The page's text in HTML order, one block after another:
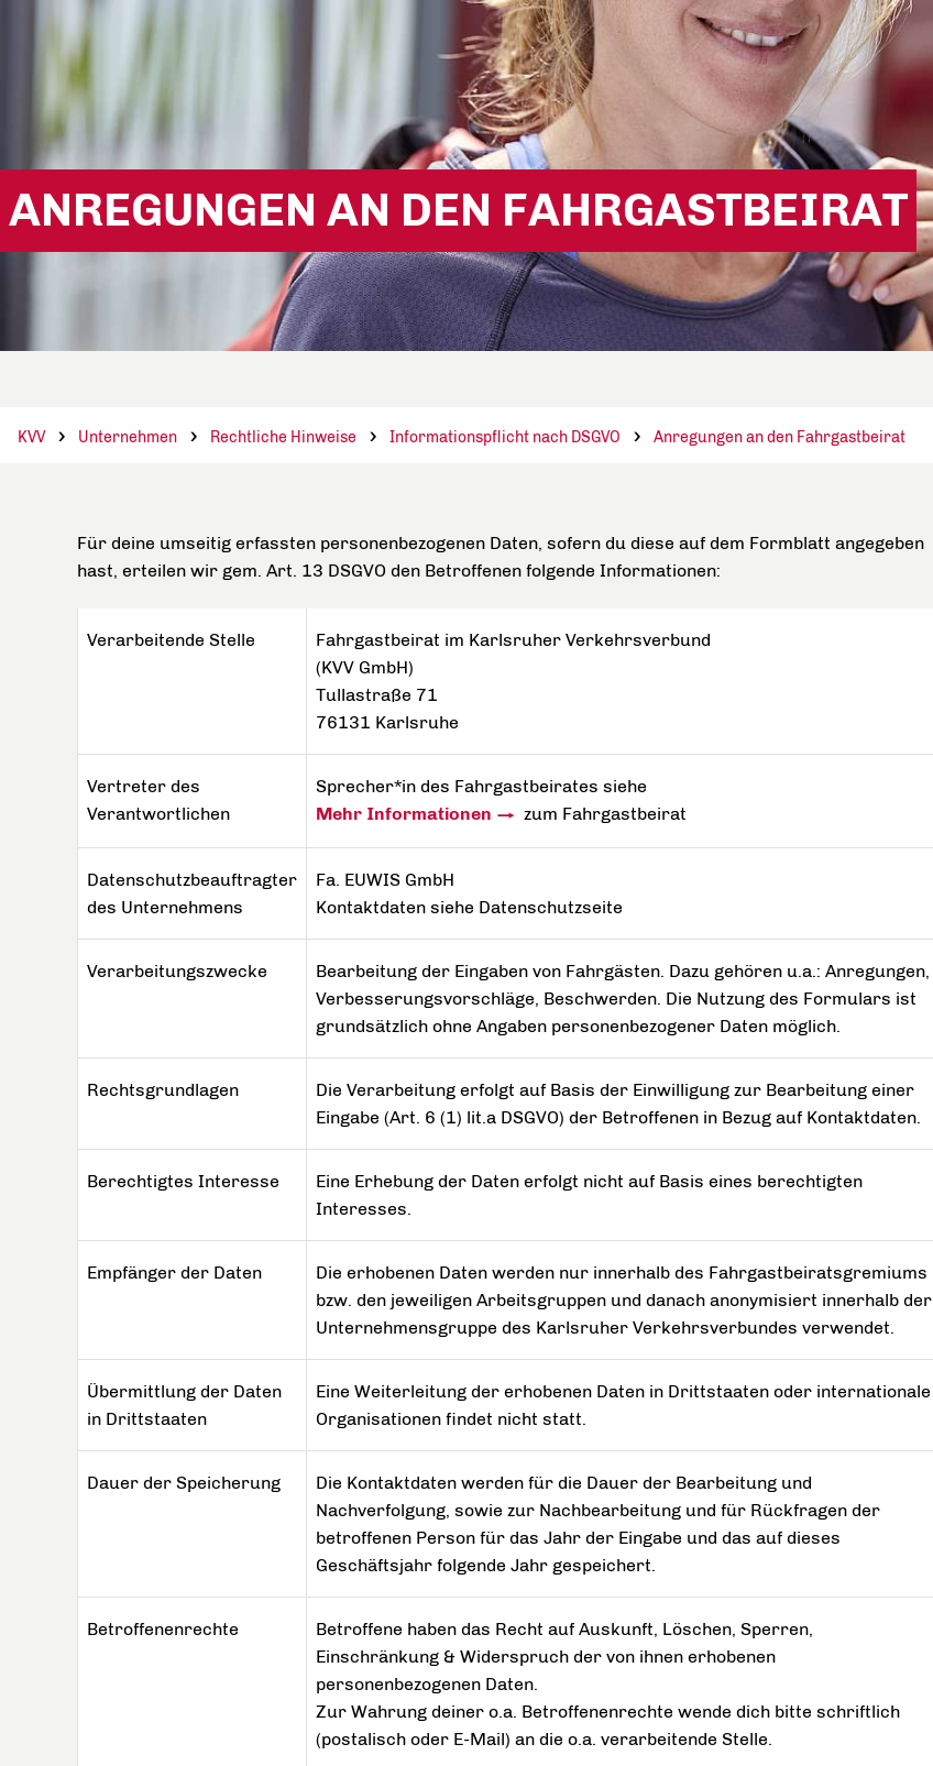
ANREGUNGEN AN DEN FAHRGASTBEIRAT
KVV Unternehmen Rechtliche Hinweise Informationspflicht nach DSGVO Anregungen an den Fahrgastbeirat
Für deine umseitig erfassten personenbezogenen Daten, sofern du diese auf dem Formblatt angegeben
hast, erteilen wir gem. Art. 13 DSGVO den Betroffenen folgende Informationen:
Verarbeitende Stelle
Fahrgastbeirat im Karlsruher Verkehrsverbund
(KVV GmbH)
Tullastraße 71
76131 Karlsruhe
Vertreter des
Verantwortlichen
Sprecher*in des Fahrgastbeirates siehe
Mehr Informationen
zum Fahrgastbeirat
Datenschutzbeauftragter
des Unternehmens
Fa. EUWIS GmbH
Kontaktdaten siehe Datenschutzseite
Verarbeitungszwecke
Bearbeitung der Eingaben von Fahrgästen. Dazu gehören u.a.: Anregungen,
Verbesserungsvorschläge, Beschwerden. Die Nutzung des Formulars ist
grundsätzlich ohne Angaben personenbezogener Daten möglich.
Rechtsgrundlagen
Die Verarbeitung erfolgt auf Basis der Einwilligung zur Bearbeitung einer
Eingabe (Art. 6 (1) lit.a DSGVO) der Betroffenen in Bezug auf Kontaktdaten.
Berechtigtes Interesse
Eine Erhebung der Daten erfolgt nicht auf Basis eines berechtigten
Interesses.
Empfänger der Daten
Die erhobenen Daten werden nur innerhalb des Fahrgastbeiratsgremiums
bzw. den jeweiligen Arbeitsgruppen und danach anonymisiert innerhalb der
Unternehmensgruppe des Karlsruher Verkehrsverbundes verwendet.
Übermittlung der Daten
in Drittstaaten
Eine Weiterleitung der erhobenen Daten in Drittstaaten oder internationale
Organisationen findet nicht statt.
Dauer der Speicherung
Die Kontaktdaten werden für die Dauer der Bearbeitung und
Nachverfolgung, sowie zur Nachbearbeitung und für Rückfragen der
betroffenen Person für das Jahr der Eingabe und das auf dieses
Geschäftsjahr folgende Jahr gespeichert.
Betroffenenrechte
Betroffene haben das Recht auf Auskunft, Löschen, Sperren,
Einschränkung & Widerspruch der von ihnen erhobenen
personenbezogenen Daten.
Zur Wahrung deiner o.a. Betroffenenrechte wende dich bitte schriftlich
(postalisch oder E-Mail) an die o.a. verarbeitende Stelle.